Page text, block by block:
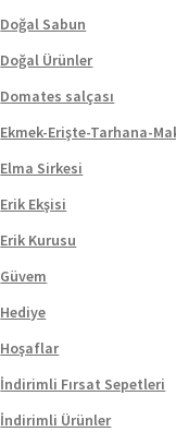
Doğal Sabun
Doğal Ürünler
Domates salçası
Ekmek-Erişte-Tarhana-
Elma Sirkesi
Erik Ekşisi
Erik Kurusu
Güvem
Hediye
Hoşaflar
İndirimli Fırsat Sepetleri
İndirimli Ürünler